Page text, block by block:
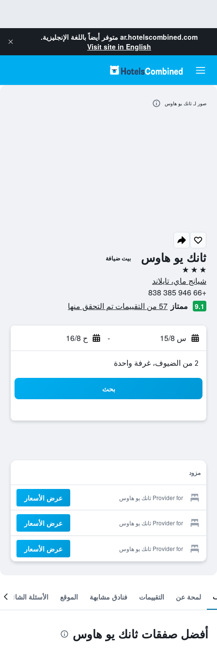
ar.hotelscombined.com متوفر أيضاً باللغة الإنجليزية.
Visit site in English
ثانك يو هاوس بيت ضيافة
3 نجوم
شيانج ماي، تايلاند
+66 946 385 838
9.1 ممتاز 57 من التقييمات تم التحقق منها
س 15/8 - ح 16/8
2 من الضيوف، غرفة واحدة
بحث
مزود
Provider for ثانك يو هاوس عرض الأسعار
Provider for ثانك يو هاوس عرض الأسعار
Provider for ثانك يو هاوس عرض الأسعار
صور لـ ثانك يو هاوس
لمحة عن التقييمات فنادق مشابهة الموقع الأسئلة الشائعة
أفضل صفقات ثانك يو هاوس